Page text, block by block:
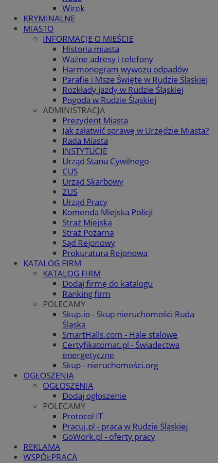
Wirek
KRYMINALNE
MIASTO
INFORMACJE O MIEŚCIE
Historia miasta
Ważne adresy i telefony
Harmonogram wywozu odpadów
Parafie i Msze Święte w Rudzie Śląskiej
Rozkłady jazdy w Rudzie Śląskiej
Pogoda w Rudzie Śląskiej
ADMINISTRACJA
Prezydent Miasta
Jak załatwić sprawę w Urzędzie Miasta?
Rada Miasta
INSTYTUCJE
Urząd Stanu Cywilnego
CUS
Urząd Skarbowy
ZUS
Urząd Pracy
Komenda Miejska Policji
Straż Miejska
Straż Pożarna
Sąd Rejonowy
Prokuratura Rejonowa
KATALOG FIRM
KATALOG FIRM
Dodaj firmę do katalogu
Ranking firm
POLECAMY
Skup.io - Skup nieruchomości Ruda
Śląska
SmartHalls.com - Hale stalowe
Certyfikatomat.pl - Świadectwa
energetyczne
Skup - nieruchomości.org
OGŁOSZENIA
OGŁOSZENIA
Dodaj ogłoszenie
POLECAMY
Protocol IT
Pracuj.pl - praca w Rudzie Śląskiej
GoWork.pl - oferty pracy
REKLAMA
WSPÓŁPRACA